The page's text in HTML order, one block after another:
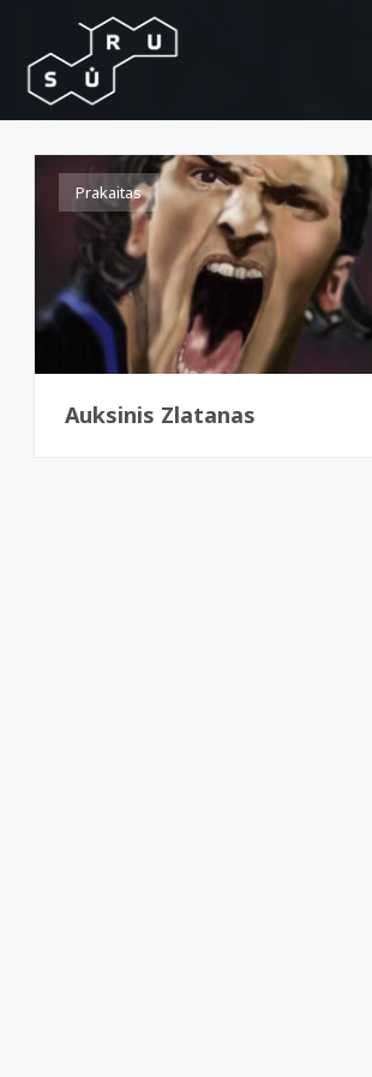
Prakaitas
Auksinis Zlatanas